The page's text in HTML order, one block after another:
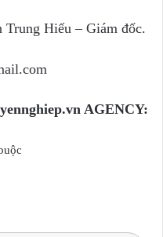
Hiếu – Giám đốc.
AGENCY: